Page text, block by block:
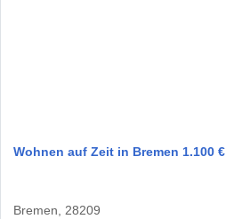
Wohnen auf Zeit in Bremen 1.100 €
Bremen, 28209